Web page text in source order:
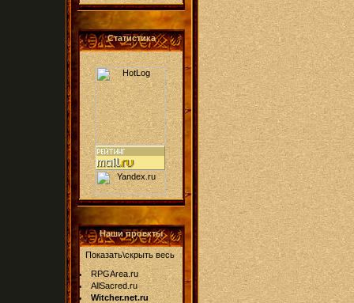
Статистика
Наши проекты
Показать\скрыть весь
RPGArea.ru
AllSacred.ru
Witcher.net.ru